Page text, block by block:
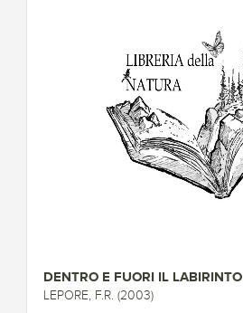
DENTRO E FUORI IL LABIRINTO
LEPORE, F.R. (2003)